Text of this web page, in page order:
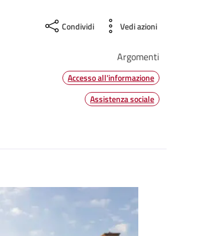
Condividi Vedi azioni
Argomenti
Accesso all'informazione
Assistenza sociale